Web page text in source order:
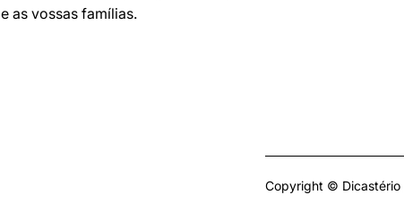
e as vossas famílias.
Copyright © Dicastério